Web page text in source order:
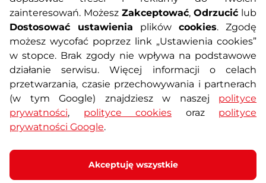
Polityka prywatności Koszty przesyłek
Metody płatności Program lojalnościowy
Usługi dodatkowe Reklamacje i serwis
Formularz kontaktowy Wyposażenie siłowni
zainteresowań. Możesz Zakceptować, Odrzucić lub
Dostosować ustawienia plików cookies. Zgodę
możesz wycofać poprzez link „Ustawienia cookies”
w stopce. Brak zgody nie wpływa na podstawowe
działanie serwisu. Więcej informacji o celach
przetwarzania, czasie przechowywania i partnerach
(w tym Google) znajdziesz w naszej polityce
prywatności, polityce cookies oraz polityce
prywatności Google.
Akceptuję wszystkie